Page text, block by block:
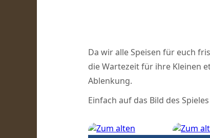
Da wir alle Speisen für euch
die Wartezeit für ihre Kleinen
Ablenkung.
Einfach auf das Bild des